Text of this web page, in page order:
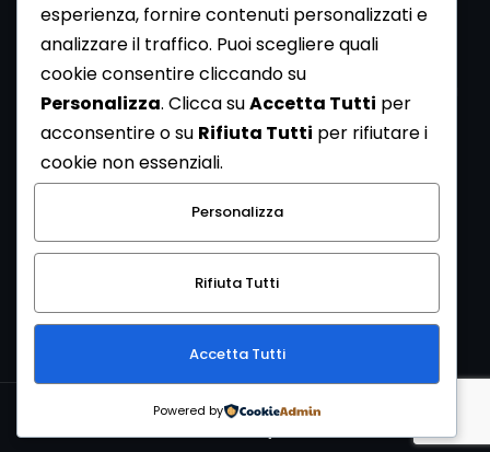
Newsletter
Se vuoi ricevere la Rivista gratuita di archeologia realizzata
dalla Redazione di ArcheoMedia iscriviti alla nostra
Newsletter [Clicca Qui]
Con l'invio del messaggio l'utente dichiara di aver letto
l’informativa sulla privacy e di acconsentire al trattamento
dei propri dati personali.
Copyright © 1999-2026Mediares S.c.PI 07341730013 - [
esperienza, fornire contenuti personalizzati e
analizzare il traffico. Puoi scegliere quali
cookie consentire cliccando su
Personalizza. Clicca suAccetta Tutti per
acconsentire o su Rifiuta Tutti per rifiutare i
cookie non essenziali.
Personalizza
Rifiuta Tutti
Accetta Tutti
Powered by